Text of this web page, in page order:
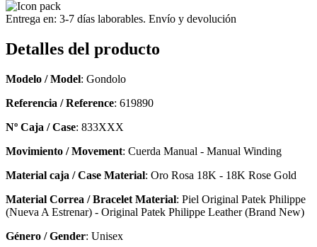
Entrega en: 3-7 días laborables. Envío y devolución
Detalles del producto
Modelo / Model: Gondolo
Referencia / Reference: 619890
Nº Caja / Case: 833XXX
Movimiento / Movement: Cuerda Manual - Manual Winding
Material caja / Case Material: Oro Rosa 18K - 18K Rose Gold
Material Correa / Bracelet Material: Piel Original Patek Philippe
(Nueva A Estrenar) - Original Patek Philippe Leather (Brand New)
Género / Gender: Unisex